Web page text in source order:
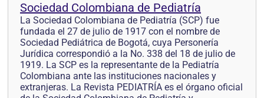
Sociedad Colombiana de Pediatría
La Sociedad Colombiana de Pediatría (SCP) fue
fundada el 27 de julio de 1917 con el nombre de
Sociedad Pediátrica de Bogotá, cuya Personería
Jurídica correspondió a la No. 338 del 18 de julio de
1919. La SCP es la representante de la Pediatría
Colombiana ante las instituciones nacionales y
extranjeras. La Revista PEDIATRÍA es el órgano oficial